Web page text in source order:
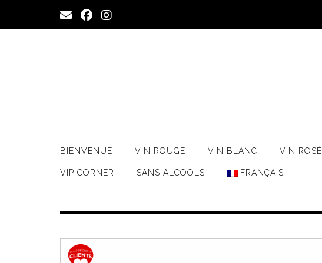
content
BIENVENUE VIN ROUGE VIN BLANC VIN ROSÉ
VIP CORNER SANS ALCOOLS FRANÇAIS